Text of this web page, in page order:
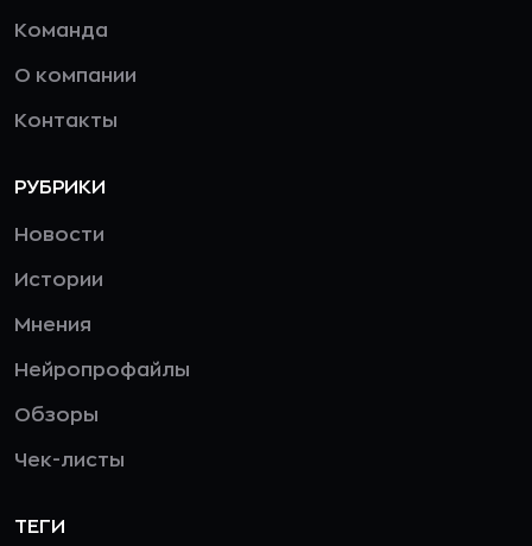
Команда
О компании
Контакты
РУБРИКИ
Новости
Истории
Мнения
Нейропрофайлы
Обзоры
Чек-листы
ТЕГИ